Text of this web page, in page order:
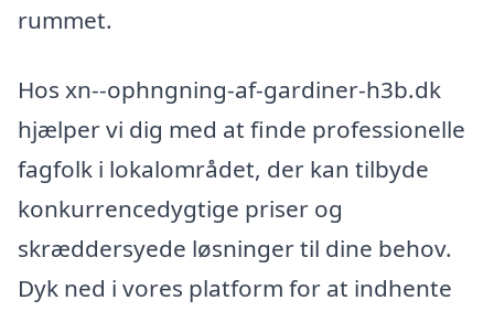
rummet.
Hos xn--ophngning-af-gardiner-h3b.dk
hjælper vi dig med at finde professionelle
fagfolk i lokalområdet, der kan tilbyde
konkurrencedygtige priser og
skræddersyede løsninger til dine behov.
Dyk ned i vores platform for at indhente